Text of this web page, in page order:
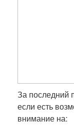
За последний
если есть
внимание на: